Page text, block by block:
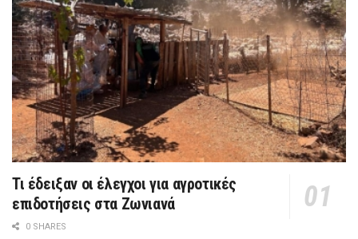
Τι έδειξαν οι έλεγχοι για αγροτικές
επιδοτήσεις στα Ζωνιανά
0 SHARES